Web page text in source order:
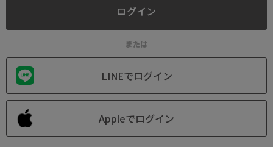
または
LINEでログイン
Appleでログイン